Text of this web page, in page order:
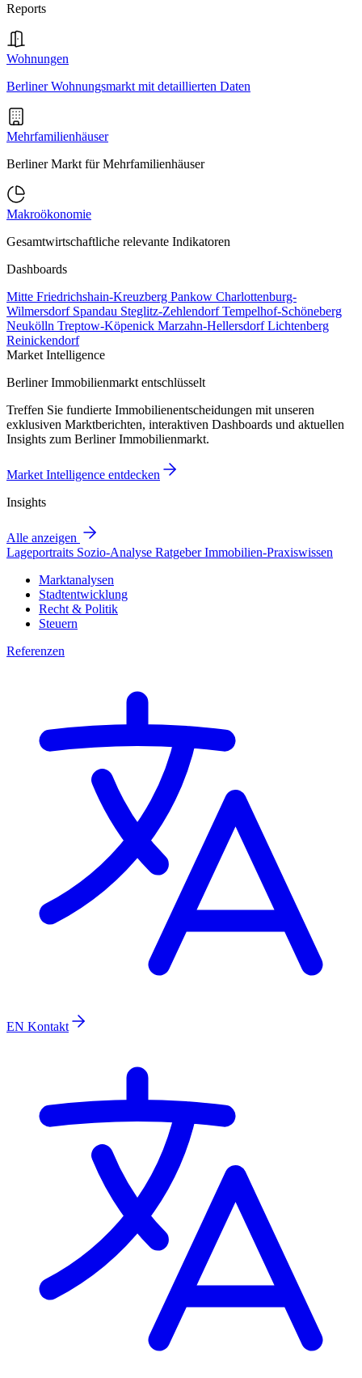
Reports
Wohnungen
Berliner Wohnungsmarkt mit detaillierten Daten
Mehrfamilienhäuser
Berliner Markt für Mehrfamilienhäuser
Makroökonomie
Gesamtwirtschaftliche relevante Indikatoren
Dashboards
Mitte Friedrichshain-Kreuzberg Pankow Charlottenburg-
Wilmersdorf Spandau Steglitz-ZehlendorfTempelhof-Schöneberg
Neukölln Treptow-Köpenick Marzahn-HellersdorfLichtenberg
Reinickendorf
Market Intelligence
Berliner Immobilienmarkt entschlüsselt
Treffen Sie fundierte Immobilienentscheidungen mit unseren
exklusiven Marktberichten, interaktiven Dashboards und aktuellen
Insights zum Berliner Immobilienmarkt.
Market Intelligence entdecken
Insights
Alle anzeigen
Lageportraits Sozio-Analyse RatgeberImmobilien-Praxiswissen
Marktanalysen
Stadtentwicklung
Recht & Politik
Steuern
Referenzen
EN Kontakt